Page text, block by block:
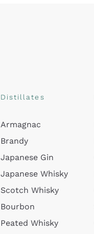
Distillates
Armagnac
Brandy
Japanese Gin
Japanese Whisky
Scotch Whisky
Bourbon
Peated Whisky